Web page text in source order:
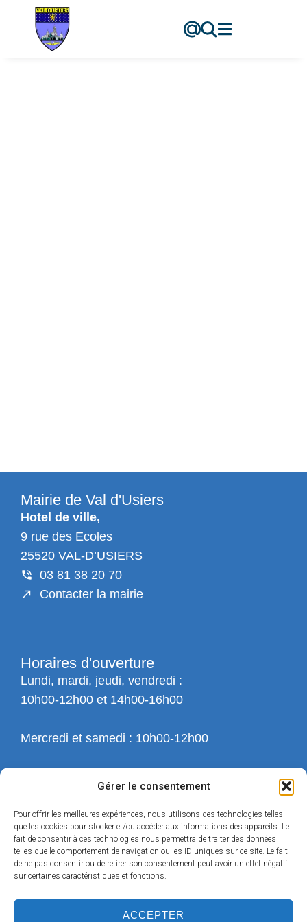
Gérer le consentement
Pour offrir les meilleures expériences, nous utilisons des technologies telles
que les cookies pour stocker et/ou accéder aux informations des appareils. Le
fait de consentir à ces technologies nous permettra de traiter des données
telles que le comportement de navigation ou les ID uniques sur ce site. Le fait
de ne pas consentir ou de retirer son consentement peut avoir un effet négatif
sur certaines caractéristiques et fonctions.
ACCEPTER
principal
Mairie de Val d'Usiers
Hotel de ville,
9 rue des Ecoles
25520 VAL-D’USIERS
03 81 38 20 70
Contacter la mairie
Horaires d'ouverture
Lundi, mardi, jeudi, vendredi :
10h00-12h00 et 14h00-16h00
Mercredi et samedi : 10h00-12h00